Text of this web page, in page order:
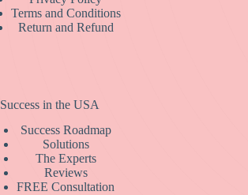
Terms and Conditions
Return and Refund
Success in the USA
Success Roadmap
Solutions
The Experts
Reviews
FREE Consultation